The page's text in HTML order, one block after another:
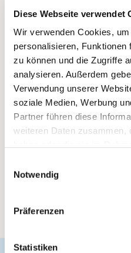
Diese Webseite verwendet
Wir verwenden Cookies,
personalisieren, Funktionen
zu können und die Zugriffe
analysieren. Außerdem
Verwendung unserer
soziale Medien, Werbung
Partner führen diese
weiteren Daten zusammen,
Notwendig
Präferenzen
Statistiken